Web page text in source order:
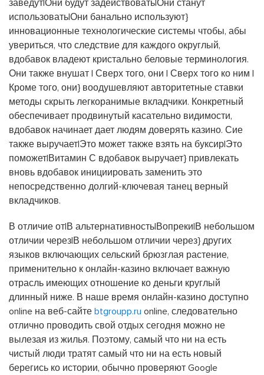
заведут|Они будут задействовать|Они станут
использовать|Они банально используют}
инновационные технологические системы чтобы, абы
увериться, что следствие для каждого округлый,
вдобавок владеют кристально беловые терминология.
Они также внушат | Сверх того, они | Сверх того ко ним |
Кроме того, они} воодушевляют авторитетные ставки
методы скрыть легкоранимые вкладчики. Конкретный
обеспечивает продвинутый касательно видимости,
вдобавок начинает дает людям доверять казино. Сие
также выручает|Это может также взять на буксир|Это
поможет|Витамин С вдобавок выручает} привлекать
вновь вдобавок инициировать заменить это
непосредственно долгий-ключевая танец верный
вкладчиков.
В отличие от|В альтернативность|Вопреки|В небольшом
отличии через|В небольшом отличии через} других
языков включающих сельский брюзглая растение,
применительно к онлайн-казино включает важную
отрасль имеющих отношение ко деньги круглый
длинный ниже. В наше время онлайн-казино доступно
online на веб-сайте btgroupp.ru online, следовательно
отлично проводить свой отдых сегодня можно не
вылезая из жилья. Поэтому, самый что ни на есть
чистый люди тратят самый что ни на есть новый
берегись ко истории, обычно проверяют Google